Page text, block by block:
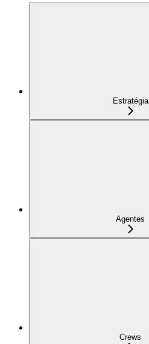
Estratégia
Agentes
Crews